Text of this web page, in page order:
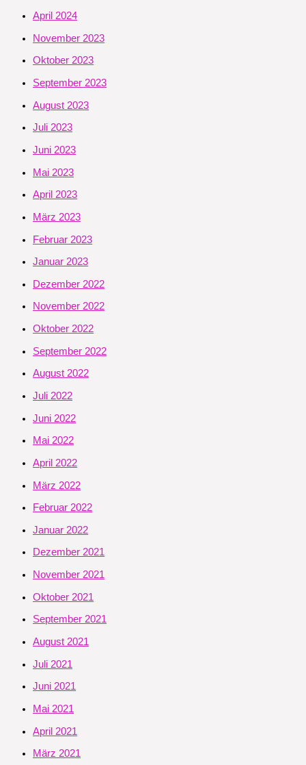
April 2024
November 2023
Oktober 2023
September 2023
August 2023
Juli 2023
Juni 2023
Mai 2023
April 2023
März 2023
Februar 2023
Januar 2023
Dezember 2022
November 2022
Oktober 2022
September 2022
August 2022
Juli 2022
Juni 2022
Mai 2022
April 2022
März 2022
Februar 2022
Januar 2022
Dezember 2021
November 2021
Oktober 2021
September 2021
August 2021
Juli 2021
Juni 2021
Mai 2021
April 2021
März 2021